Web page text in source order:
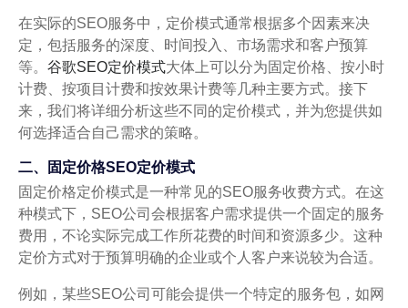
在实际的SEO服务中，定价模式通常根据多个因素来决
定，包括服务的深度、时间投入、市场需求和客户预算
等。 谷歌SEO定价模式大体上可以分为固定价格、按小时
计费、按项目计费和按效果计费等几种主要方式。接下
来，我们将详细分析这些不同的定价模式，并为您提供如
何选择适合自己需求的策略。
二、固定价格SEO定价模式
固定价格定价模式是一种常见的SEO服务收费方式。在这
种模式下，SEO公司会根据客户需求提供一个固定的服务
费用，不论实际完成工作所花费的时间和资源多少。这种
定价方式对于预算明确的企业或个人客户来说较为合适。
例如，某些SEO公司可能会提供一个特定的服务包，如网